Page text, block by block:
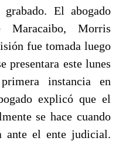
El abogado
Maracaibo, Morris
fue tomada luego
presentara este lunes
instancia en
explicó que el
se hace cuando
ante el ente judicial.